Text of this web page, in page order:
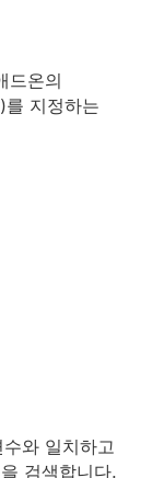
드온의
지정하는
수와 일치하고
검색합니다.